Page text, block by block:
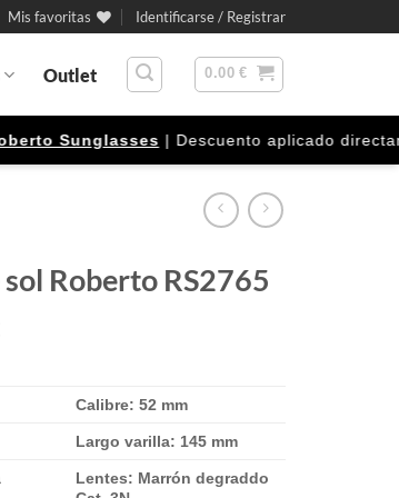
Mis favoritas Identificarse / Registrar
Outlet 0.00€
Sunglasses | Descuento aplicado
sol Roberto RS2765
Calibre: 52 mm
Largo varilla: 145 mm
Lentes: Marrón degraddo